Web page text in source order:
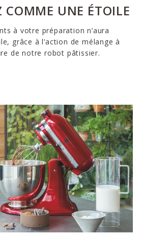
COMME UNE ÉTOILE
à votre préparation n’aura
grâce à l’action de mélange à
de notre robot pâtissier.